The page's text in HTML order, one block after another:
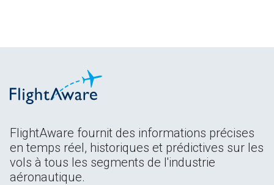
FlightAware fournit des informations précises
en temps réel, historiques et prédictives sur les
vols à tous les segments de l'industrie
aéronautique.